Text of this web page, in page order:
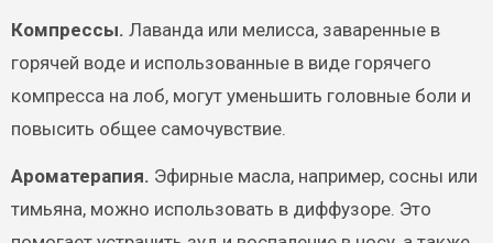
Компрессы. Лаванда или мелисса, заваренные в
горячей воде и использованные в виде горячего
компресса на лоб, могут уменьшить головные боли и
повысить общее самочувствие.
Ароматерапия. Эфирные масла, например, сосны или
тимьяна, можно использовать в диффузоре. Это